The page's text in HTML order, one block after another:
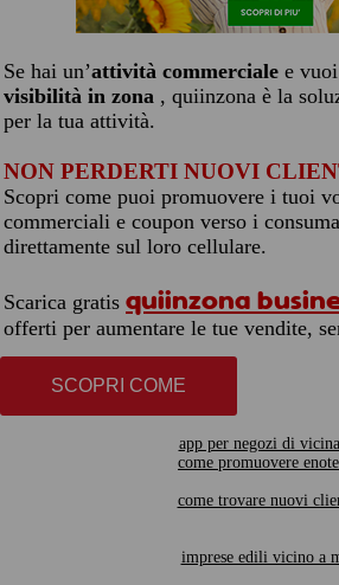
Se hai un’attività commerciale e vuoi
visibilità in zona , quiinzona è la
per la tua attività.
NON PERDERTI NUOVI
Scopri come puoi promuovere i tuoi
commerciali e coupon verso i
direttamente sul loro cellulare.
Scarica gratis quiinzona
offerti per aumentare le tue vendite,
SCOPRI COME
app per negozi di
come promuovere
come trovare nuovi
imprese edili vicino a